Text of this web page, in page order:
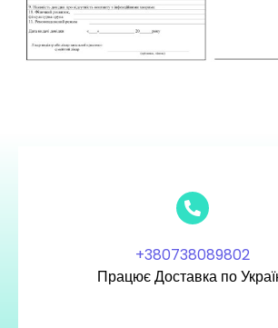
+380738089802
Працює Доставка по